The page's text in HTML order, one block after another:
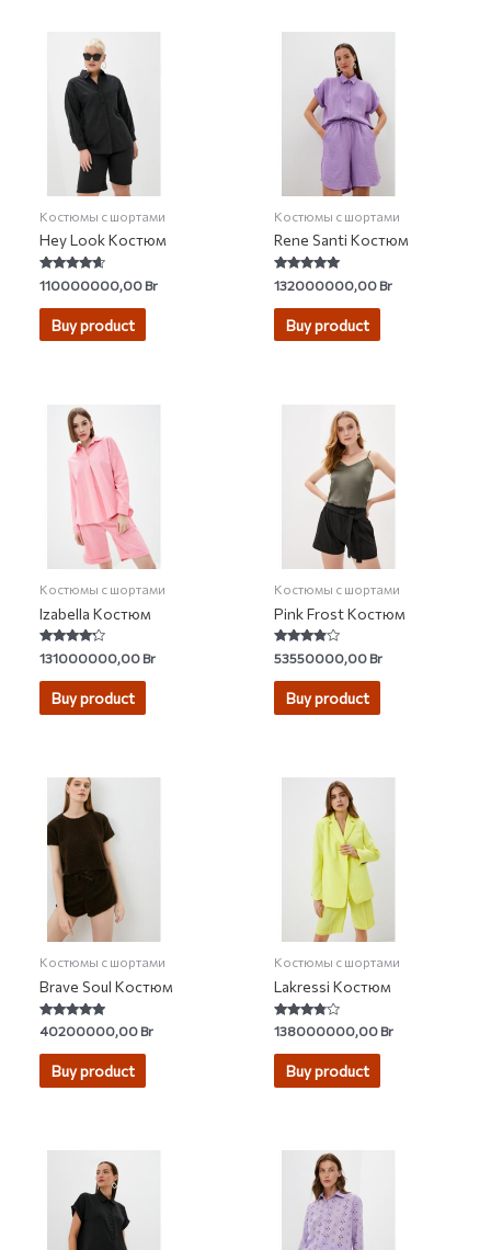
Костюмы с шортами
Hey Look Костюм
Rated
4.40
out of 5
110000000,00Br
Buy product
Костюмы с шортами
Rene Santi Костюм
Rated
5.00
out of 5
132000000,00Br
Buy product
Костюмы с шортами
Izabella Костюм
Rated
4.00
out of 5
131000000,00Br
Buy product
Костюмы с шортами
Pink Frost Костюм
Rated
3.67
out of 5
53550000,00Br
Buy product
Костюмы с шортами
Brave Soul Костюм
Rated
5.00
out of 5
40200000,00Br
Buy product
Костюмы с шортами
Lakressi Костюм
Rated
3.60
out of 5
138000000,00Br
Buy product